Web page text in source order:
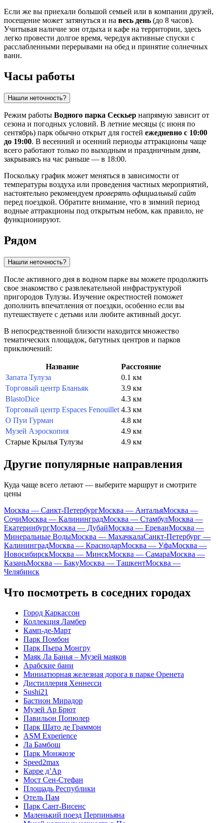
Если же вы приехали большой семьей или в компании друзей,
посещение может затянуться и на весь день (до 8 часов).
Учитывая наличие зон отдыха и кафе на территории, здесь
легко провести долгое время, чередуя активные спуски с
расслабленными перерывами на обед и принятие солнечных
ванн.
Часы работы
Нашли неточность?
Режим работы Водного парка Сескьер напрямую зависит от
сезона и погодных условий. В летние месяцы (с июня по
сентябрь) парк обычно открыт для гостей ежедневно с 10:00
до 19:00. В весенний и осенний периоды аттракционы чаще
всего работают только по выходным и праздничным дням,
закрываясь на час раньше — в 18:00.
Поскольку график может меняться в зависимости от
температуры воздуха или проведения частных мероприятий,
настоятельно рекомендуем проверять официальный сайт
перед поездкой. Обратите внимание, что в зимний период
водные аттракционы под открытым небом, как правило, не
функционируют.
Рядом
Нашли неточность?
После активного дня в водном парке вы можете продолжить
свое знакомство с развлекательной инфраструктурой
пригородов Тулузы. Изучение окрестностей поможет
дополнить впечатления от поездки, особенно если вы
путешествуете с детьми или любите активный досуг.
В непосредственной близости находится множество
тематических площадок, батутных центров и парков
приключений:
Название
Расстояние
Запата Тулуза
0.1 км
Торговый центр Бланьяк
3.9 км
BlastoDice
4.3 км
Торговый центр Espaces Fenouillet 4.3 км
О Пуи Гурман
4.8 км
Музей Аэроскопия
4.9 км
Старые Крылья Тулузы
4.9 км
Другие популярные направления
Куда чаще всего летают — выберите маршрут и смотрите
цены
Москва — Санкт-ПетербургМосква — АнтальяМосква —
СочиМосква — КалининградМосква — СтамбулМосква —
ЕкатеринбургМосква — ДубайМосква — ЕреванМосква —
Минеральные ВодыМосква — МахачкалаСанкт-Петербург —
КалининградМосква — КраснодарМосква — УфаМосква —
НовосибирскМосква — МинскМосква — СамараМосква —
КазаньМосква — БакуМосква — ТашкентМосква —
Челябинск
Что посмотреть в соседних городах
Город Каркассон
Коллекция Ламбер
Камп-де-Март
Парк Помбон
Парк Пьера Монгру
Маяк Ла Банья – Музей маяков
Арабские бани
Миниатюрная железная дорога в парке Оренета
Дистиллерия Хеннесси
Sushi21
Бастион Мирадор
Музей Ар Брют
Павильон Попюлер
Парк Шато де Граммон
ASM Experience
Ла Бамбош
Парк Монжюзе
Speed2max
Карре д’Ар
Мост Сен-Стефан
Площадь Республики
Отель Пам
Парк Сант-Висенс
Маленький поезд Перпиньяна